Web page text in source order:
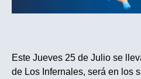
Este Jueves 25 de Julio se
de Los Infernales, será en los